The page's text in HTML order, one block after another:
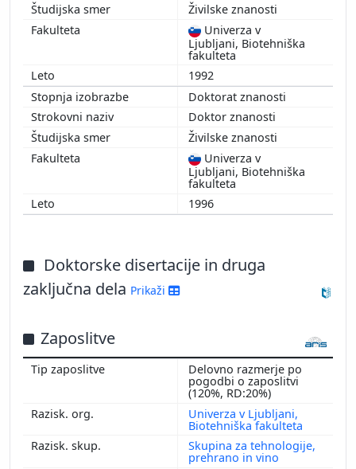
1998
2000
2003
2004
Živilske znanosti
Univerza v
Ljubljani, Biotehniška
fakulteta
1992
Doktorat znanosti
Doktor znanosti
Živilske znanosti
Univerza v
Ljubljani, Biotehniška
fakulteta
1996
Doktorske disertacije in druga
zaključna dela Prikaži
Zaposlitve
Delovno razmerje po
pogodbi o zaposlitvi
(120%, RD:20%)
Univerza v Ljubljani,
Biotehniška fakulteta
Skupina za tehnologije,
prehrano in vino